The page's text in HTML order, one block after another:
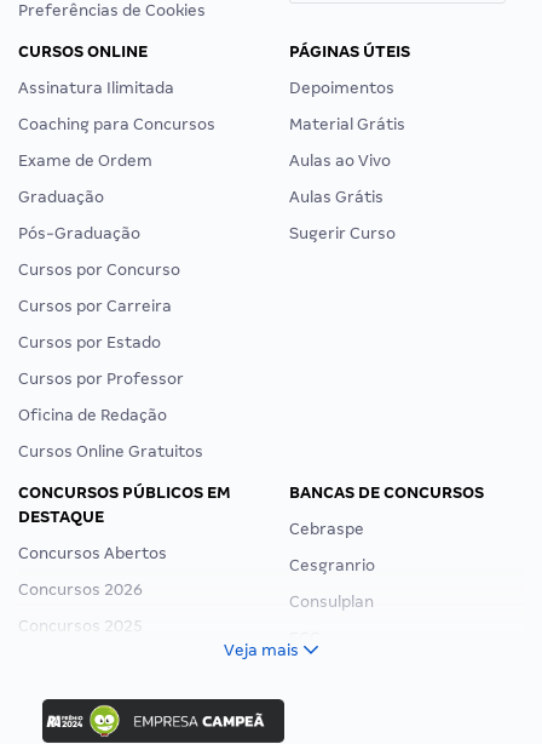
Preferências de Cookies
CURSOS ONLINE
Assinatura Ilimitada
Coaching para Concursos
Exame de Ordem
Graduação
Pós-Graduação
Cursos por Concurso
Cursos por Carreira
Cursos por Estado
Cursos por Professor
Oficina de Redação
Cursos Online Gratuitos
PÁGINAS ÚTEIS
Depoimentos
Material Grátis
Aulas ao Vivo
Aulas Grátis
Sugerir Curso
CONCURSOS PÚBLICOS EM
DESTAQUE
Concursos Abertos
Concursos 2026
Concursos 2025
Concurso Ibama
Concurso MPU
BANCAS DE CONCURSOS
Cebraspe
Cesgranrio
Consulplan
Veja mais